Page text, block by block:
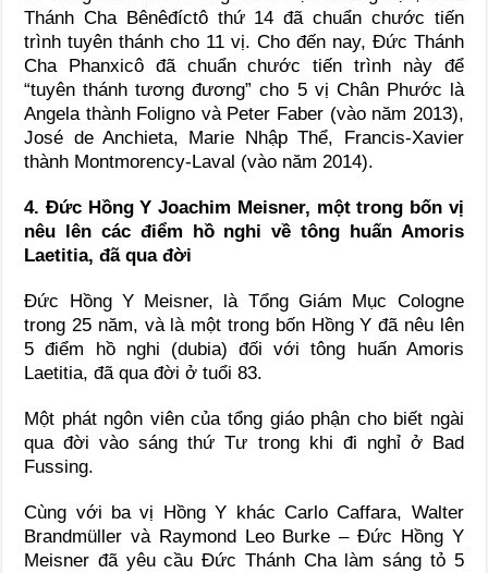
Thánh Cha Bênêđíctô thứ 14 đã chuẩn chước tiến
trình tuyên thánh cho 11 vị. Cho đến nay, Đức Thánh
Cha Phanxicô đã chuẩn chước tiến trình này để
“tuyên thánh tương đương” cho 5 vị Chân Phước là
Angela thành Foligno và Peter Faber (vào năm 2013),
José de Anchieta, Marie Nhập Thể, Francis-Xavier
thành Montmorency-Laval (vào năm 2014).
4. Đức Hồng Y Joachim Meisner, một trong bốn vị
nêu lên các điểm hồ nghi về tông huấn Amoris
Laetitia, đã qua đời
Đức Hồng Y Meisner, là Tổng Giám Mục Cologne
trong 25 năm, và là một trong bốn Hồng Y đã nêu lên
5 điểm hồ nghi (dubia) đối với tông huấn Amoris
Laetitia, đã qua đời ở tuổi 83.
Một phát ngôn viên của tổng giáo phận cho biết ngài
qua đời vào sáng thứ Tư trong khi đi nghỉ ở Bad
Fussing.
Cùng với ba vị Hồng Y khác Carlo Caffara, Walter
Brandmüller và Raymond Leo Burke – Đức Hồng Y
Meisner đã yêu cầu Đức Thánh Cha làm sáng tỏ 5